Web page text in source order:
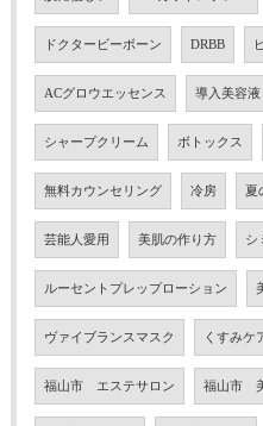
ドクタービーボーン DRBB
ACグロウエッセンス 導入美容液
シャープクリーム ボトックス
無料カウンセリング 冷房 夏
芸能人愛用 美肌の作り方 シ
ルーセントプレップローション
ヴァイブランスマスク くすみケ
福山市 エステサロン 福山市